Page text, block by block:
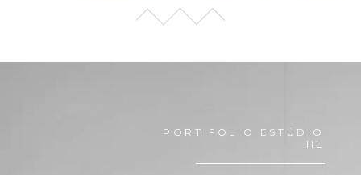
PORTIFOLIO ESTÚDIO
HL